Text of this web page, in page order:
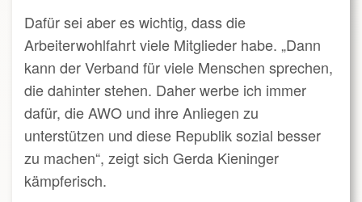
Dafür sei aber es wichtig, dass die
Arbeiterwohlfahrt viele Mitglieder habe. „Dann
kann der Verband für viele Menschen sprechen,
die dahinter stehen. Daher werbe ich immer
dafür, die AWO und ihre Anliegen zu
unterstützen und diese Republik sozial besser
zu machen“, zeigt sich Gerda Kieninger
kämpferisch.